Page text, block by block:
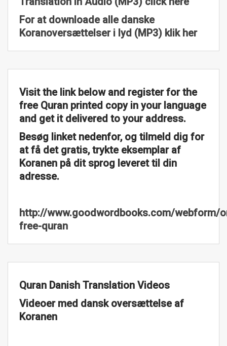
For at downloade alle danske
Koranoversættelser i lyd (MP3) klik her
Visit the link below and register for the
free Quran printed copy in your language
and get it delivered to your address.
Besøg linket nedenfor, og tilmeld dig for
at få det gratis, trykte eksemplar af
Koranen på dit sprog leveret til din
adresse.
http://www.goodwordbooks.com/webform/
free-quran
Quran Danish Translation Videos
Videoer med dansk oversættelse af
Koranen